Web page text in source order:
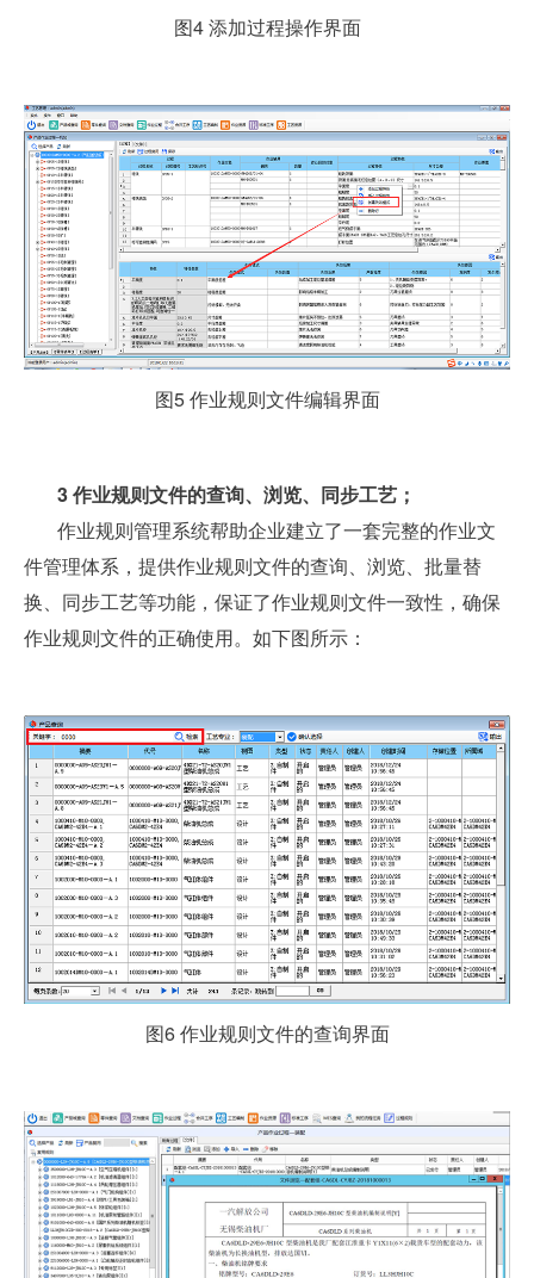
图4 添加过程操作界面
图5 作业规则文件编辑界面
3作业规则文件的查询、浏览、同步工艺；
作业规则管理系统帮助企业建立了一套完整的作业文
件管理体系，提供作业规则文件的查询、浏览、批量替
换、同步工艺等功能，保证了作业规则文件一致性，确保
作业规则文件的正确使用。如下图所示：
图6 作业规则文件的查询界面